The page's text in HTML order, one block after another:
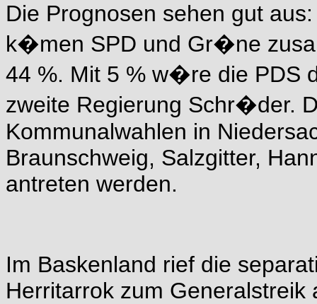
Die Prognosen sehen gut
k�men SPD und Gr�ne
44 %. Mit 5 % w�re die PDS
zweite Regierung Schr�der.
Kommunalwahlen in
Braunschweig, Salzgitter,
antreten werden.
Im Baskenland rief die
Herritarrok zum